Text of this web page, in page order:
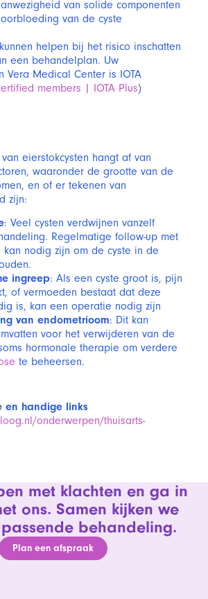
van solide componenten
van de cyste
kunnen helpen bij het risico inschatten
een behandelplan. Uw
Vera Medical Center is IOTA
members | IOTA Plus)
eierstokcysten hangt af van
waaronder de grootte van de
en of er tekenen van
zijn:
: Veel cysten verdwijnen vanzelf
Regelmatige follow-up met
kan nodig zijn om de cyste in de
ingreep: Als een cyste groot is, pijn
of vermoeden bestaat dat deze
is, kan een operatie nodig zijn
van endometrioom: Dit kan
voor het verwijderen van de
hormonale therapie om verdere
te beheersen.
en handige links
onderwerpen/thuisarts-
met klachten en ga in
ons. Samen kijken we
behandeling.
Plan een afspraak